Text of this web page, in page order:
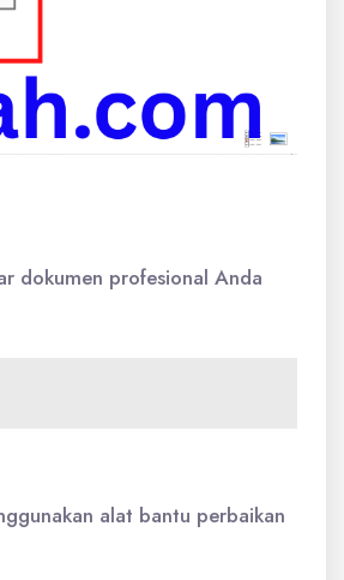
dokumen profesional Anda
alat bantu perbaikan